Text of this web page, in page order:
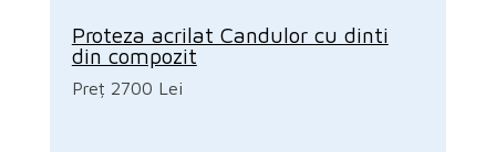
Proteza acrilat Candulor cu dinti
din compozit
Preț 2700 Lei